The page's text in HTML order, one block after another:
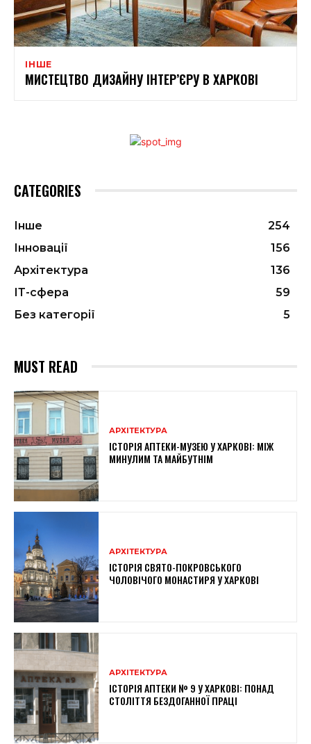
ІНШЕ
МИСТЕЦТВО ДИЗАЙНУ ІНТЕР’ЄРУ В ХАРКОВІ
CATEGORIES
Інше
254
Інновації
156
Архітектура
136
ІТ-сфера
59
Без категорії
5
MUST READ
АРХІТЕКТУРА
ІСТОРІЯ АПТЕКИ-МУЗЕЮ У ХАРКОВІ: МІЖ
МИНУЛИМ ТА МАЙБУТНІМ
АРХІТЕКТУРА
ІСТОРІЯ СВЯТО-ПОКРОВСЬКОГО
ЧОЛОВІЧОГО МОНАСТИРЯ У ХАРКОВІ
АРХІТЕКТУРА
ІСТОРІЯ АПТЕКИ № 9 У ХАРКОВІ: ПОНАД
СТОЛІТТЯ БЕЗДОГАННОЇ ПРАЦІ